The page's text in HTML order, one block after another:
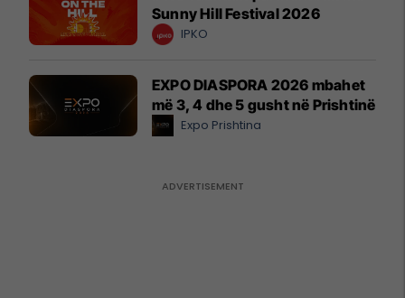
Sunny Hill Festival 2026
IPKO
EXPO DIASPORA 2026 mbahet
më 3, 4 dhe 5 gusht në Prishtinë
Expo Prishtina